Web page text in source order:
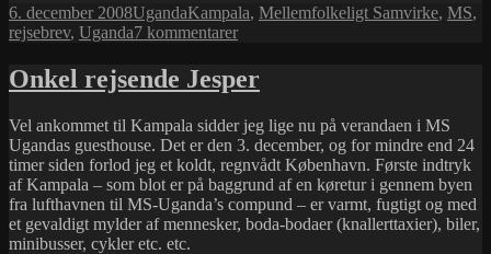
Udgivet
i
6. december 2008Kategorier
UgandaTags
Kampala, Mellemfolkeligt Samvirke, MS,
rejsebrev, Uganda7 kommentarertil
fjerdedagen
jeg
fast
i
trafikken
Onkel rejsende Jesper
Vel ankommet til Kampala sidder jeg lige nu på verandaen i MS
Ugandas guesthouse. Det er den 3. december, og for mindre end 24
timer siden forlod jeg et koldt, regnvådt København. Første indtryk
af Kampala – som blot er på baggrund af en køretur i gennem byen
fra lufthavnen til MS-Uganda’s compund – er varmt, fugtigt og med
et gevaldigt mylder af mennesker, boda-bodaer (knallerttaxier), biler,
minibusser, cykler etc. etc.